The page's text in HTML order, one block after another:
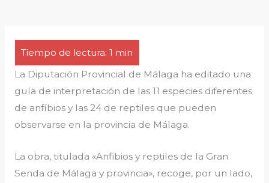
La Diputación Provincial de Málaga ha editado una
guía de interpretación de las 11 especies diferentes
de anfíbios y las 24 de reptiles que pueden
observarse en la provincia de Málaga.
La obra, titulada «Anfibios y reptiles de la Gran
Senda de Málaga y provincia», recoge, por un lado,